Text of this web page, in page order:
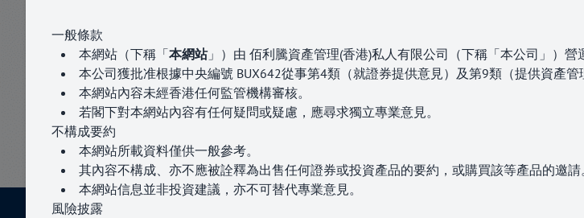
一般條款
本網站（下稱「本網站」）由 佰利騰資產管理(香港)私人有限公司（下稱「本公司」）
本公司獲批准根據中央編號 BUX642從事第4類（就證券提供意見）及第9類（提供資產管
本網站內容未經香港任何監管機構審核。
若閣下對本網站內容有任何疑問或疑慮，應尋求獨立專業意見。
不構成要約
本網站所載資料僅供一般參考。
其內容不構成、亦不應被詮釋為出售任何證券或投資產品的要約，或購買該等產品的邀請
本網站信息並非投資建議，亦不可替代專業意見。
風險披露
香港中環夏慤道10號長江集團中心二期西座3302室
聯絡我們
電話：+852 3504 2769
電郵：